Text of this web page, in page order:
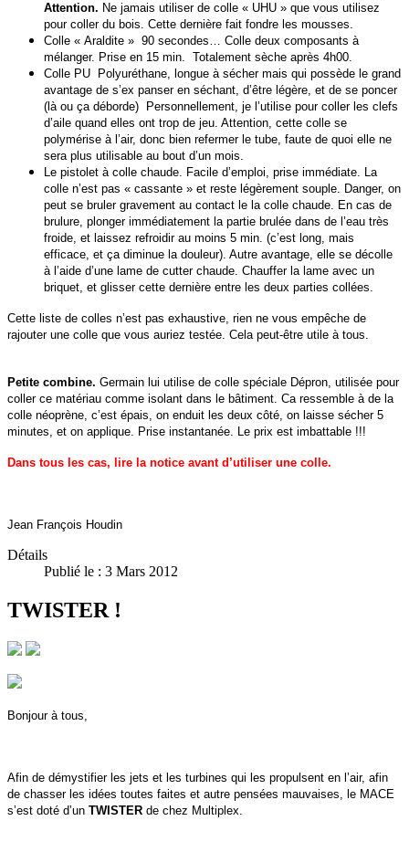
Attention. Ne jamais utiliser de colle « UHU » que vous utilisez
pour coller du bois. Cette dernière fait fondre les mousses.
Colle « Araldite » 90 secondes… Colle deux composants à
mélanger. Prise en 15 min. Totalement sèche après 4h00.
Colle PU Polyuréthane, longue à sécher mais qui possède le grand
avantage de s’ex panser en séchant, d’être légère, et de se poncer
(là ou ça déborde) Personnellement, je l’utilise pour coller les clefs
d’aile quand elles ont trop de jeu. Attention, cette colle se
polymérise à l’air, donc bien refermer le tube, faute de quoi elle ne
sera plus utilisable au bout d’un mois.
Le pistolet à colle chaude. Facile d’emploi, prise immédiate. La
colle n’est pas « cassante » et reste légèrement souple. Danger, on
peut se bruler gravement au contact le la colle chaude. En cas de
brulure, plonger immédiatement la partie brulée dans de l’eau très
froide, et laissez refroidir au moins 5 min. (c’est long, mais
efficace, et ça diminue la douleur). Autre avantage, elle se décolle
à l’aide d’une lame de cutter chaude. Chauffer la lame avec un
briquet, et glisser cette dernière entre les deux parties collées.
Cette liste de colles n’est pas exhaustive, rien ne vous empêche de
rajouter une colle que vous auriez testée. Cela peut-être utile à tous.
Petite combine. Germain lui utilise de colle spéciale Dépron, utilisée pour
coller ce matériau comme isolant dans le bâtiment. Ca ressemble à de la
colle néoprène, c’est épais, on enduit les deux côté, on laisse sécher 5
minutes, et on applique. Prise instantanée. Le prix est imbattable !!!
Dans tous les cas, lire la notice avant d’utiliser une colle.
Jean François Houdin
Détails
Publié le : 3 Mars 2012
TWISTER !
Bonjour à tous,
Afin de démystifier les jets et les turbines qui les propulsent en l’air, afin
de chasser les idées toutes faites et autre pensées mauvaises, le MACE
s’est doté d’un TWISTER de chez Multiplex.